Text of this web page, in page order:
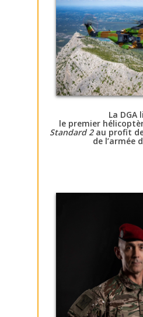
La DGA
le premier
Standard 2au profit
de l’armée